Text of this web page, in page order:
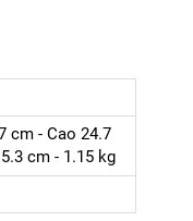
cm - Cao 24.7
cm - 1.15 kg